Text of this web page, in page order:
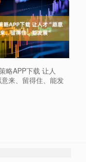
略APP下载 让人
意来、留得住、能发